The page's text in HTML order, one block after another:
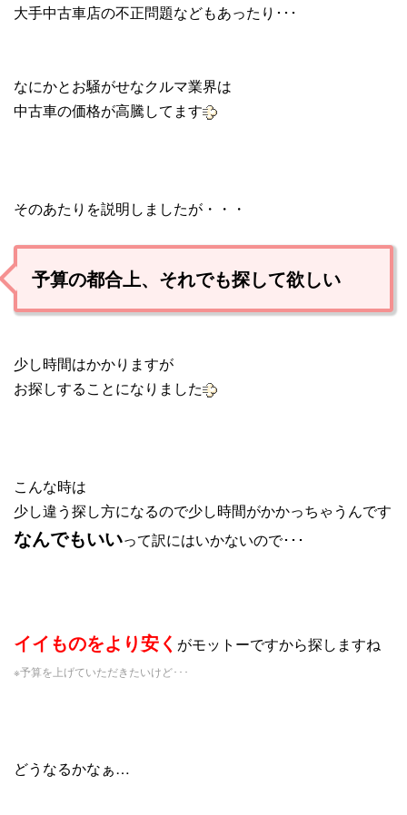
大手中古車店の不正問題などもあったり･･･
なにかとお騒がせなクルマ業界は
中古車の価格が高騰してます
そのあたりを説明しましたが・・・
予算の都合上、それでも探して欲しい
少し時間はかかりますが
お探しすることになりました
こんな時は
少し違う探し方になるので少し時間がかかっちゃうんです
なんでもいいって訳にはいかないので･･･
イイものをより安く がモットーですから探しますね
※予算を上げていただきたいけど･･･
どうなるかなぁ…